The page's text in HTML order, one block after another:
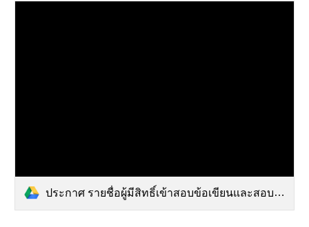
ประกาศ รายชื่อผู้มีสิทธิ์เข้าสอบข้อเขียนและสอบสัมภาษณ์ รอบ 2.pdf